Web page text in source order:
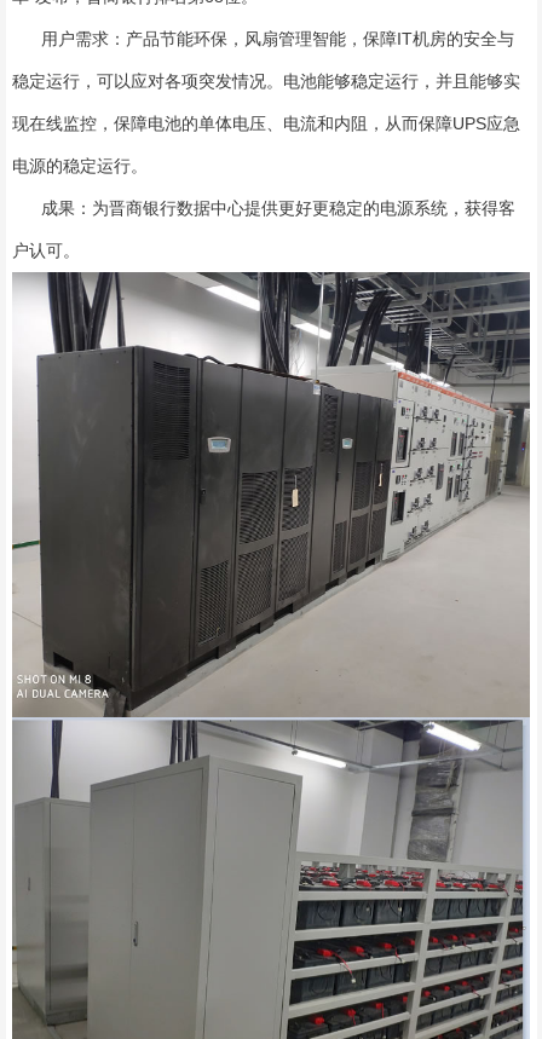
用户需求：产品节能环保，风扇管理智能，保障IT机房的安全与
稳定运行，可以应对各项突发情况。电池能够稳定运行，并且能够实
现在线监控，保障电池的单体电压、电流和内阻，从而保障UPS应急
电源的稳定运行。
成果：为晋商银行数据中心提供更好更稳定的电源系统，获得客
户认可。